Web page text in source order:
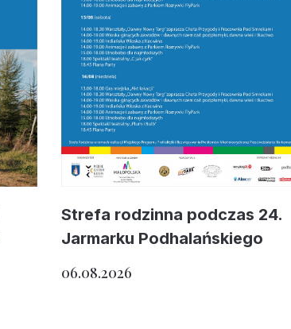
Strefa rodzinna podczas 24.
Jarmarku Podhalańskiego
06.08.2026